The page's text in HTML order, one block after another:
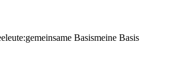
gemeinsame Basismeine Basis